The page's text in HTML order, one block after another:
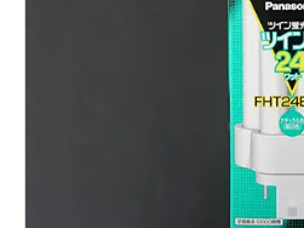
メーカーカタログ一覧
カタログ請求（無料）